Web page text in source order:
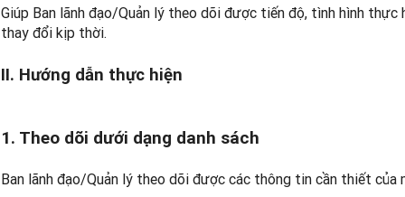
Giúp Ban lãnh đạo/Quản lý theo dõi được tiến độ, tình hình
thay đổi kịp thời.
II. Hướng dẫn thực hiện
1. Theo dõi dưới dạng danh sách
Ban lãnh đạo/Quản lý theo dõi được các thông tin cần thiết của